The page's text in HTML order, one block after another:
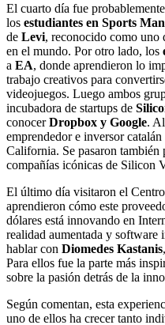
El cuarto día fue
los estudiantes en Sports
de Levi, reconocido como uno
en el mundo. Por otro lado, los
a EA, donde aprendieron lo
trabajo creativos para
videojuegos. Luego ambos
incubadora de startups de
conocerDropbox y Google.
emprendedor e inversor
California. Se pasaron también
compañías icónicas de Silicon
El último día visitaron el
aprendieron cómo este
dólares está innovando en
realidad aumentada y
hablar con Diomedes Kastanis
Para ellos fue la parte más
sobre la pasión detrás de la
Según comentan, esta
uno de ellos ha crecer tanto